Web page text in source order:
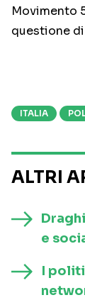
Movimento
questione
ITALIA
ALTRI
e
I